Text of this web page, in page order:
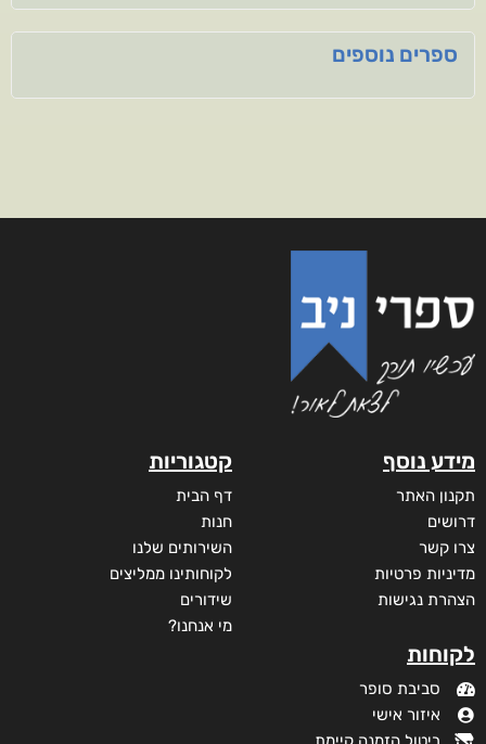
ספרים נוספים
מידע נוסף
תקנון האתר
דרושים
צרו קשר
מדיניות פרטיות
הצהרת נגישות
לקוחות
סביבת סופר
איזור אישי
קטגוריות
דף הבית
חנות
השירותים שלנו
לקוחותינו ממליצים
שידורים
מי אנחנו?